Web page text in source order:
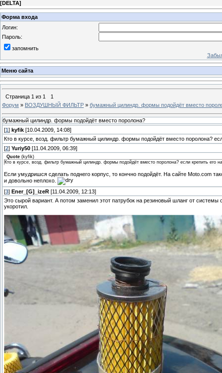
[DELTA]
Форма входа
Логин:
Пароль:
запомнить
Меню сайта
Страница 1 из 1
1
Форум » ВОЗДУШНЫЙ ФИЛЬТР » бумажный цилиндр. формы подойдёт вместо
бумажный цилиндр. формы подойдёт вместо поролона?
[1 ] kyfik [10.04.2009, 14:08]
Кто в курсе, возд. фильтр бумажный цилиндр. формы подойдёт вместо поролона?
[2] Yuriy50 [11.04.2009, 06:39]
Quote (kyfik)
Кто в курсе, возд. фильтр бумажный цилиндр. формы подойдёт вместо поролона? если крепить его
Если умудришся сделать поднего корпус, то кончно подойдёт. На сайте Moto.com
и довольно неплохо.
[3] Ener_[G]_izeR [11.04.2009, 12:13]
Это сырой вариант. А потом заменил этот патрубок на резиновый шланг от
укоротил.